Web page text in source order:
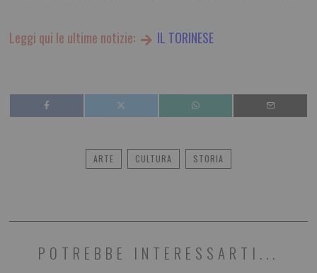
Leggi qui le ultime notizie: IL TORINESE
ARTE CULTURA STORIA
POTREBBE INTERESSARTI...